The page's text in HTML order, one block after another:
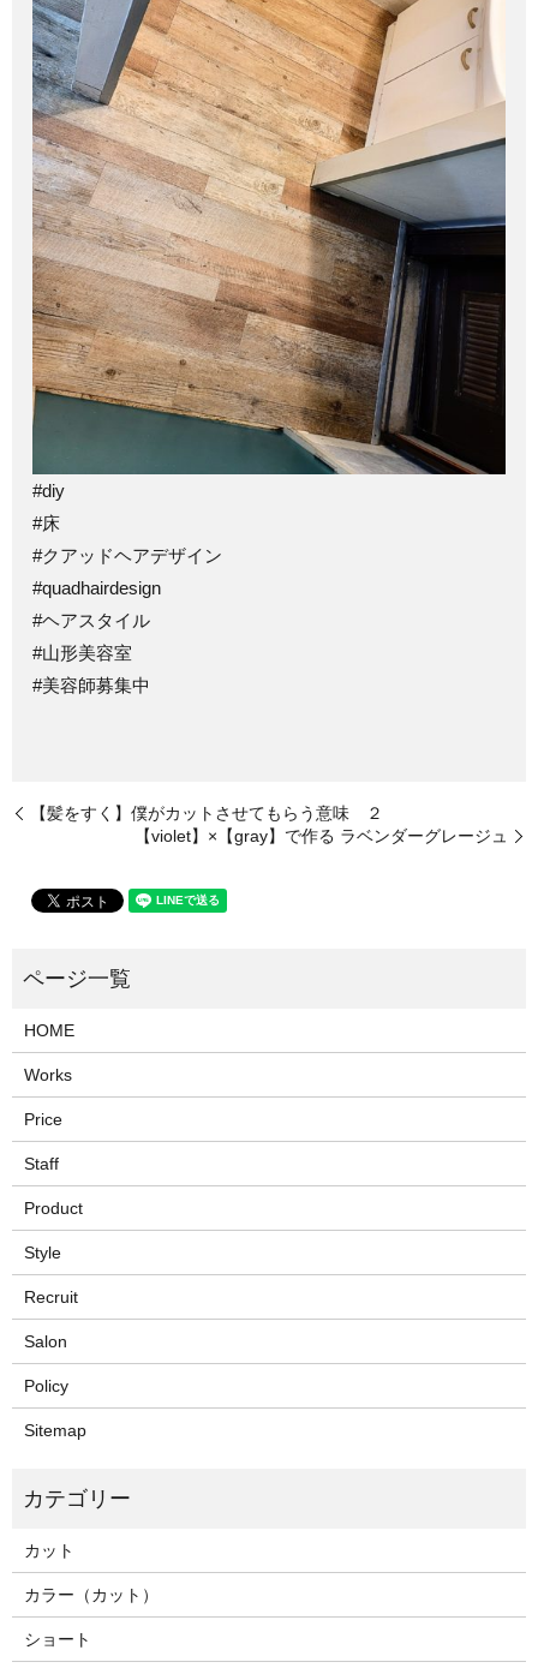
#diy
#床
#クアッドヘアデザイン
#quadhairdesign
#ヘアスタイル
#山形美容室
#美容師募集中
【髪をすく】僕がカットさせてもらう意味 ２
【violet】×【gray】で作る ラベンダーグレージュ
HOME
Works
Price
Staff
Product
Style
Recruit
Salon
Policy
Sitemap
カット
カラー（カット）
ショート